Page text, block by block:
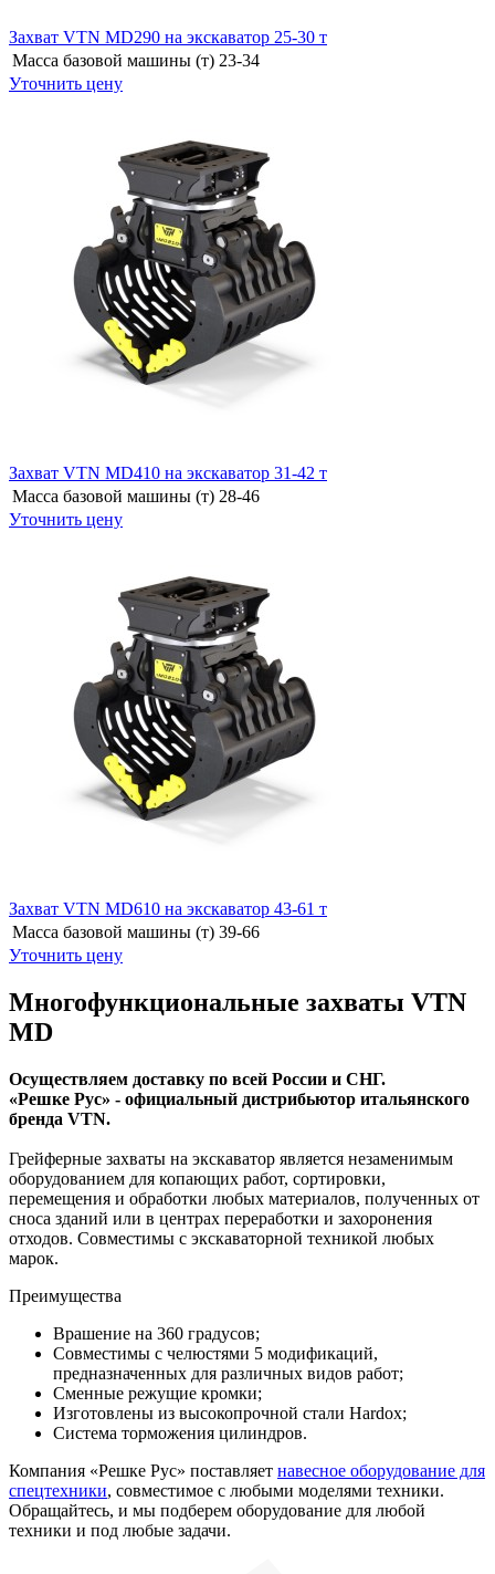
Захват VTN MD290 на экскаватор 25-30 т
Масса базовой машины (т) 23-34
Уточнить цену
Захват VTN MD410 на экскаватор 31-42 т
Масса базовой машины (т) 28-46
Уточнить цену
Захват VTN MD610 на экскаватор 43-61 т
Масса базовой машины (т) 39-66
Уточнить цену
Многофункциональные захваты VTN
MD
Осуществляем доставку по всей России и СНГ.
«Решке Рус» - официальный дистрибьютор итальянского
бренда VTN.
Грейферные захваты на экскаватор является незаменимым
оборудованием для копающих работ, сортировки,
перемещения и обработки любых материалов, полученных от
сноса зданий или в центрах переработки и захоронения
отходов. Совместимы с экскаваторной техникой любых
марок.
Преимущества
Врашение на 360 градусов;
Совместимы с челюстями 5 модификаций,
предназначенных для различных видов работ;
Сменные режущие кромки;
Изготовлены из высокопрочной стали Hardox;
Система торможения цилиндров.
Компания «Решке Рус» поставляет навесное оборудование для
спецтехники, совместимое с любыми моделями техники.
Обращайтесь, и мы подберем оборудование для любой
техники и под любые задачи.